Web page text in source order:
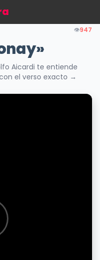
👁️947
Aicardi te entiende
el verso exacto →